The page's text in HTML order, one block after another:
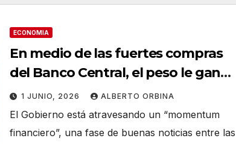
ECONOMIA
En medio de las fuertes compras
del Banco Central, el peso le gana
al dólar: se apreció 11% real en el
año
1 JUNIO, 2026 ALBERTO ORBINA
El Gobierno está atravesando un “momentum
financiero”, una fase de buenas noticias entre las